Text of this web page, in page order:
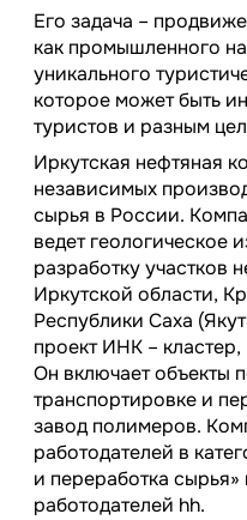
Его задача –
как промышленного
уникального
которое может быть
туристов и разным
Иркутская нефтяная
независимых
сырья в России.
ведет геологическое
разработку участков
Иркутской области,
Республики Саха
проект ИНК –
Он включает объекты
транспортировке и
завод полимеров.
работодателей в
и переработка
работодателей hh.